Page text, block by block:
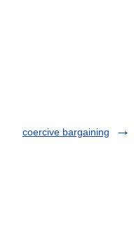
coercive bargaining